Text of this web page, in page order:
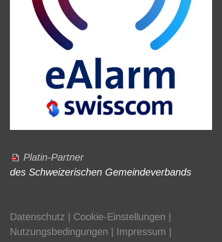
Platin-Partner
des Schweizerischen Gemeindeverbands
Datenschutz Cookie-Einstellungen
Nutzungsbedingungen
Impressum